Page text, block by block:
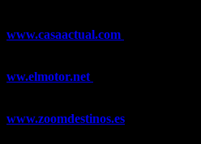
www.casaactual.com
ww.elmotor.net
www.zoomdestinos.es